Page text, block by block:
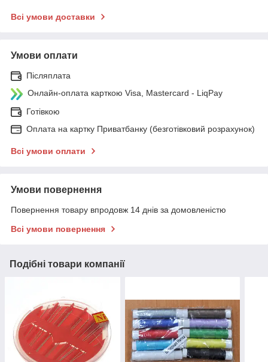
Всі умови доставки
Умови оплати
Післяплата
Онлайн-оплата карткою Visa, Mastercard - LiqPay
Готівкою
Оплата на картку Приватбанку (безготівковий розрахунок)
Всі умови оплати
Умови повернення
Повернення товару впродовж 14 днів за домовленістю
Всі умови повернення
Подібні товари компанії